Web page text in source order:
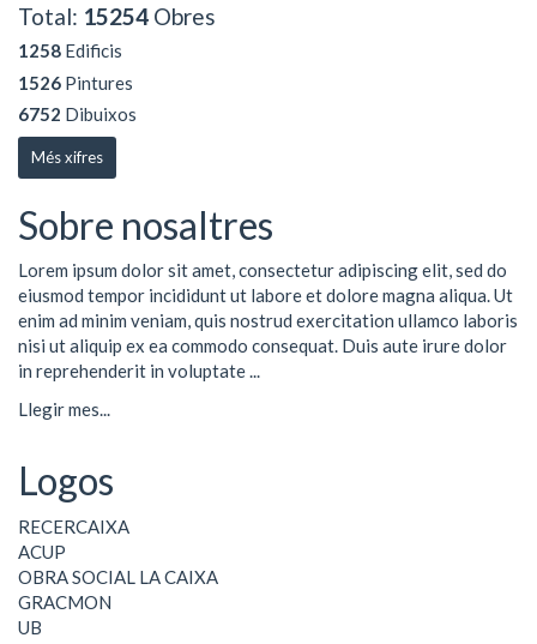
Total: 15254 Obres
1258 Edificis
1526 Pintures
6752 Dibuixos
Més xifres
Sobre nosaltres
Lorem ipsum dolor sit amet, consectetur adipiscing elit, sed do
eiusmod tempor incididunt ut labore et dolore magna aliqua. Ut
enim ad minim veniam, quis nostrud exercitation ullamco laboris
nisi ut aliquip ex ea commodo consequat. Duis aute irure dolor
in reprehenderit in voluptate ...
Llegir mes...
Logos
RECERCAIXA
ACUP
OBRA SOCIAL LA CAIXA
GRACMON
UB